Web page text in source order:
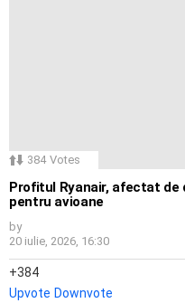
384 Votes
Profitul Ryanair, afectat
pentru avioane
by
20 iulie, 2026, 16:30
384
Upvote Downvote